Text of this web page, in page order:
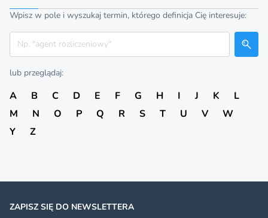
Wpisz w pole i wyszukaj termin, którego definicja Cię interesuje:
Szukaj
lub przeglądaj:
A B C D E F G H I J K
L
M
N O P Q R S T U V
W
Y
Z
ZAPISZ SIĘ DO NEWSLETTERA